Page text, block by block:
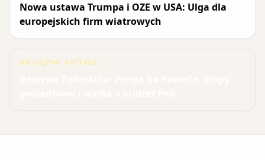
Nowa ustawa Trumpa i OZE w USA: Ulga dla
europejskich firm wiatrowych
NASTĘPNY ARTYKUŁ